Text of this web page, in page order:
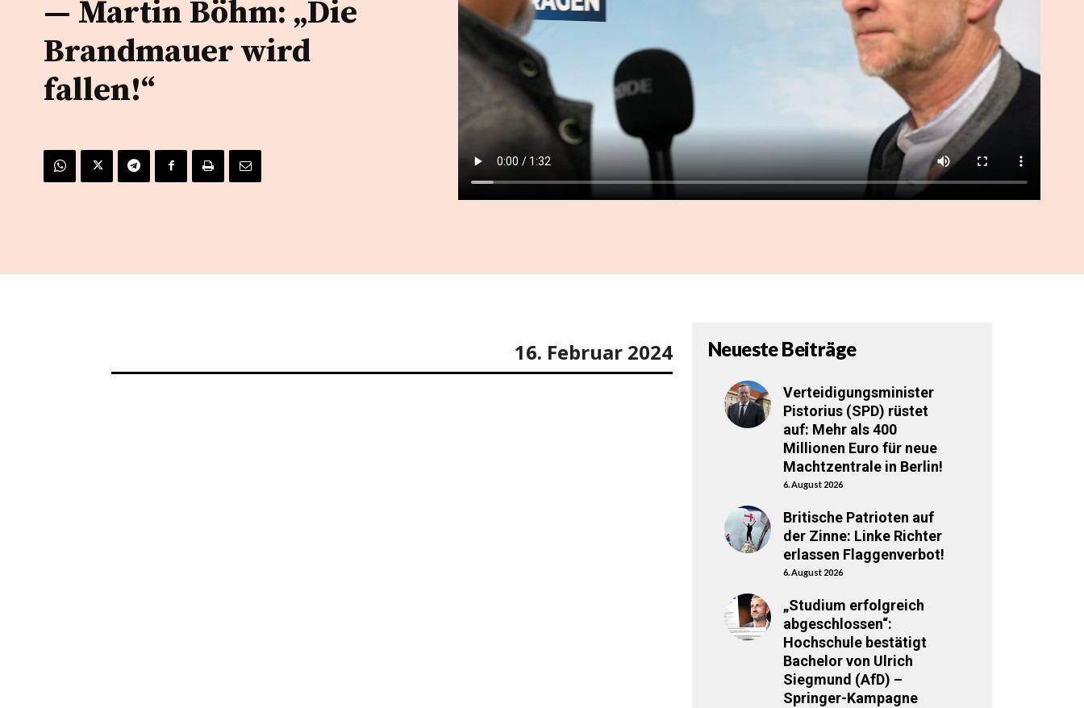
— Martin Böhm: „Die
Brandmauer wird
fallen!“
16. Februar 2024 Neueste Beiträge
Verteidigungsminister
Pistorius (SPD) rüstet
auf: Mehr als 400
Millionen Euro für neue
Machtzentrale in Berlin!
6. August 2026
Britische Patrioten auf
der Zinne: Linke Richter
erlassen Flaggenverbot!
6. August 2026
„Studium erfolgreich
abgeschlossen“:
Hochschule bestätigt
Bachelor von Ulrich
Siegmund (AfD) –
Springer-Kampagne